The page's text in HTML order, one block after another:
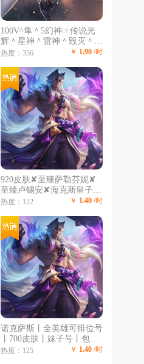
100V^隼＾5幻神☞传说光
辉＾星神＾雷神＾毁灭＾＾
裁决流光皮肤✔金色蔷薇-
武皮肤☞3烈龙☞白虎-迷你
小艾☞雷神-小红☞火麒麟-
灵狐
热度：356 ￥ 1.90 /时
920皮肤✘至臻萨勒芬妮✘
至臻卢锡安✘海克斯皇子✘
龙瞎✘安妮梦游仙境✘电玩
卧虎藏龙✘嫦娥花木兰✘舞
会公主✘勇敢的心
热度：122 ￥ 1.40 /时
诺克萨斯丨全英雄可排位号
丨700皮肤丨妹子号丨包时
跳楼价丨黑黄龙瞎丨DJ琴
热度：125 ￥ 1.40 /时